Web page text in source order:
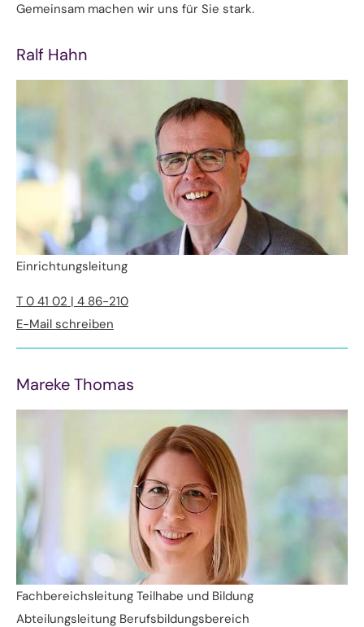
Gemeinsam machen wir uns für Sie stark.
Ralf Hahn
Einrichtungsleitung
T 0 41 02 | 4 86-210
E-Mail schreiben
Mareke Thomas
Fachbereichsleitung Teilhabe und Bildung
Abteilungsleitung Berufsbildungsbereich